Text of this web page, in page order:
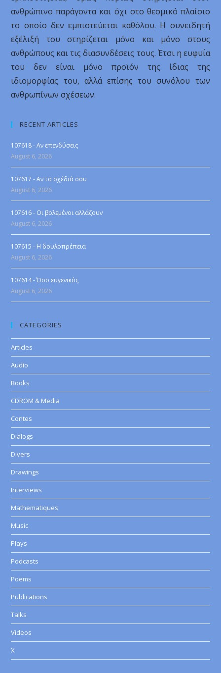
ανθρώπινο παράγοντα και όχι στο θεσμικό πλαίσιο
το οποίο δεν εμπιστεύεται καθόλου. Η συνειδητή
εξέλιξή του στηρίζεται μόνο και μόνο στους
ανθρώπους και τις διασυνδέσεις τους. Έτσι η ευφυΐα
του δεν είναι μόνο προϊόν της ίδιας της
ιδιομορφίας του, αλλά επίσης του συνόλου των
ανθρωπίνων σχέσεων.
RECENT ARTICLES
107618 - Αν επενδύσεις
August 6, 2026
107617 - Αν τα σχέδιά σου
August 6, 2026
107616 - Οι βολεμένοι αλλάζουν
August 6, 2026
107615 - Η δουλοπρέπεια
August 6, 2026
107614 - Όσο ευγενικός
August 6, 2026
CATEGORIES
Articles
Audio
Books
CDROM & Media
Contes
Dialogs
Divers
Drawings
Interviews
Mathematiques
Music
Plays
Podcasts
Poems
Publications
Talks
Videos
X